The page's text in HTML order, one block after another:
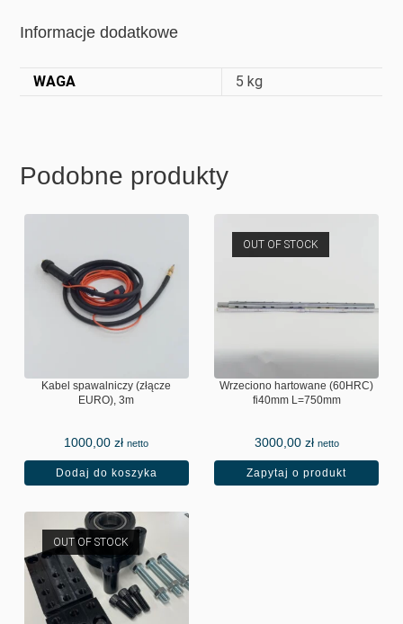
Informacje dodatkowe
WAGA 5 kg
Podobne produkty
Kabel spawalniczy (złącze
EURO), 3m
1000,00zł netto
Dodaj do koszyka
OUT OF STOCK
Wrzeciono hartowane (60HRC)
fi40mm L=750mm
3000,00 zł netto
Zapytaj o produkt
OUT OF STOCK